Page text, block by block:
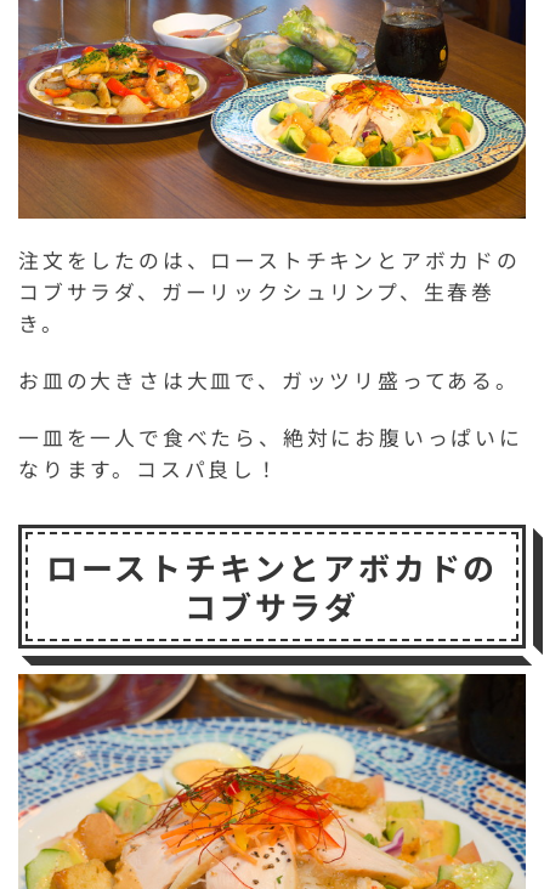
注文をしたのは、ローストチキンとアボカドの
コブサラダ、ガーリックシュリンプ、生春巻
き。
お皿の大きさは大皿で、ガッツリ盛ってある。
一皿を一人で食べたら、絶対にお腹いっぱいに
なります。コスパ良し！
ローストチキンとアボカドの
コブサラダ